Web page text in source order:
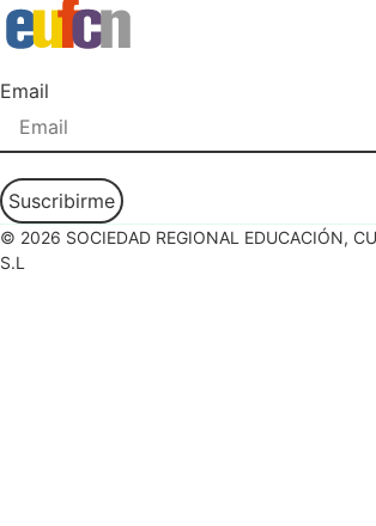
Email
Suscribirme
© 2026 SOCIEDAD REGIONAL EDUCACIÓN,
S.L